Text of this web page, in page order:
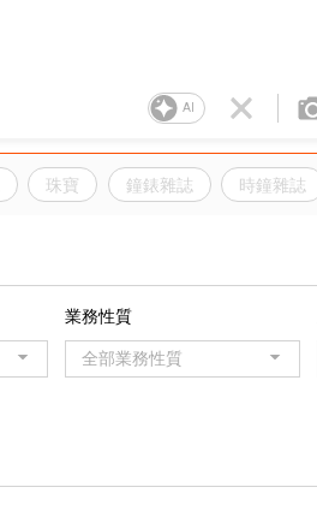
AI
珠寶 鐘錶雜誌 時鐘雜誌
業務性質
全部業務性質